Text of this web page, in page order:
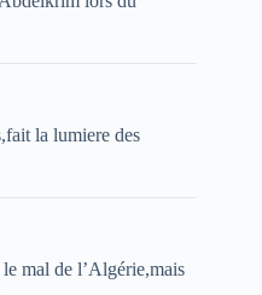
la lumiere des
mal de l’Algérie,mais